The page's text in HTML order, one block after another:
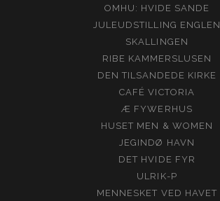
OMHU: HVIDE SANDE
JULEUDSTILLING ENGLEN
SKALLINGEN
RIBE KAMMERSLUSEN
DEN TILSANDEDE KIRKE
CAFÉ VICTORIA
Æ FYWERHUS
HUSET MEN & WOMEN
JEGINDØ HAVN
DET HVIDE FYR
ULRIK-P
MENNESKET VED HAVET